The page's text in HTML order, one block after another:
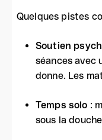
Quelques pistes
Soutien
séances avec
donne. Les
Temps solo :
sous la